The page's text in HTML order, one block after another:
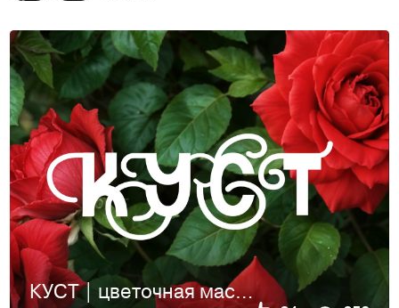
КУСТ | цветочная мастерская